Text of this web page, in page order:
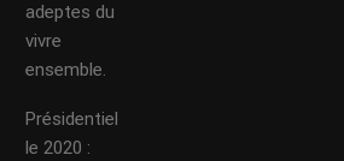
adeptes du
vivre
ensemble.
Présidentiel
le 2020 :